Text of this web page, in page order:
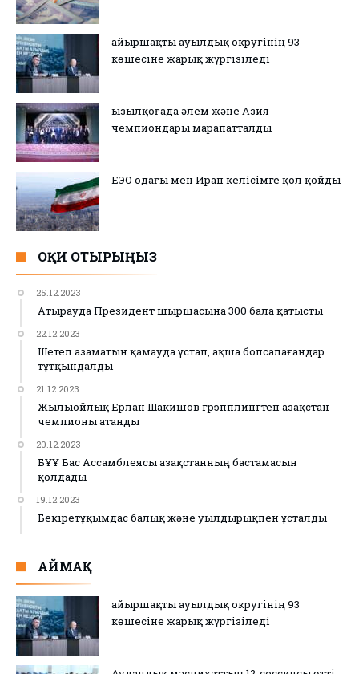
Қайыршақты ауылдық округінің 93
көшесіне жарық жүргізіледі
Қызылқоғада әлем және Азия
чемпиондары марапатталды
ЕЭО одағы мен Иран келісімге қол қойды
ОҚИ ОТЫРЫҢЫЗ
25.12.2023
Атырауда Президент шыршасына 300 бала қатысты
22.12.2023
Шетел азаматын қамауда ұстап, ақша бопсалағандар
тұтқындалды
21.12.2023
Жылыойлық Ерлан Шакишов грэпплингтен Қазақстан
чемпионы атанды
20.12.2023
БҰҰ Бас Ассамблеясы Қазақстанның бастамасын
қолдады
19.12.2023
Бекіретұқымдас балық және уылдырықпен ұсталды
АЙМАҚ
Қайыршақты ауылдық округінің 93
көшесіне жарық жүргізіледі